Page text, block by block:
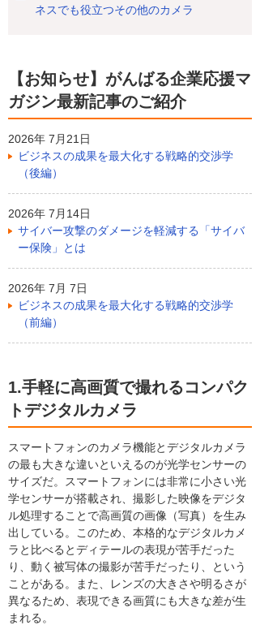
ネスでも役立つその他のカメラ
【お知らせ】がんばる企業応援マ
ガジン最新記事のご紹介
2026年 7月21日
ビジネスの成果を最大化する戦略的交渉学
（後編）
2026年 7月14日
サイバー攻撃のダメージを軽減する「サイバ
ー保険」とは
2026年 7月 7日
ビジネスの成果を最大化する戦略的交渉学
（前編）
1.手軽に高画質で撮れるコンパク
トデジタルカメラ
スマートフォンのカメラ機能とデジタルカメラ
の最も大きな違いといえるのが光学センサーの
サイズだ。スマートフォンには非常に小さい光
学センサーが搭載され、撮影した映像をデジタ
ル処理することで高画質の画像（写真）を生み
出している。このため、本格的なデジタルカメ
ラと比べるとディテールの表現が苦手だった
り、動く被写体の撮影が苦手だったり、という
ことがある。また、レンズの大きさや明るさが
異なるため、表現できる画質にも大きな差が生
まれる。